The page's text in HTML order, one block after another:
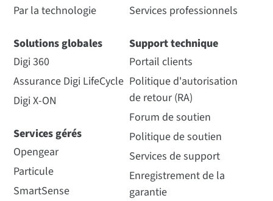
Par la technologie
Solutions globales
Digi 360
Assurance Digi LifeCycle
Digi X-ON
Services gérés
Opengear
Particule
SmartSense
Services professionnels
Support technique
Portail clients
Politique d'autorisation
de retour (RA)
Forum de soutien
Politique de soutien
Services de support
Enregistrement de la
garantie